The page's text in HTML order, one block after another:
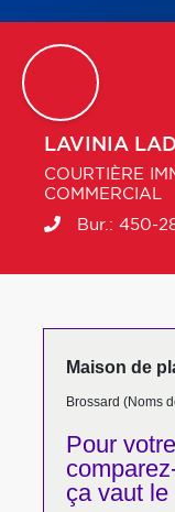
LAVINIA
COURTIÈRE
COMMERCIAL
Bur.: 450-
Maison de
Brossard (Noms
Pour votre
ça vaut le